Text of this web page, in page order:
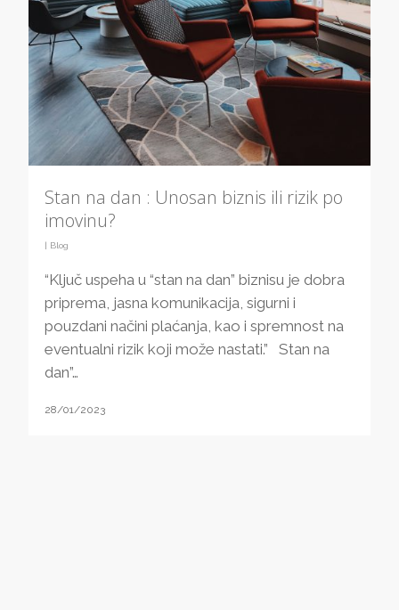
Stan na dan : Unosan biznis ili rizik po
imovinu?
| Blog
“Ključ uspeha u “stan na dan” biznisu je dobra
priprema, jasna komunikacija, sigurni i
pouzdani načini plaćanja, kao i spremnost na
eventualni rizik koji može nastati.” Stan na
dan”…
28/01/2023